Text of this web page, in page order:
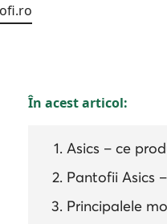
În acest articol:
Asics – ce
Pantofii Asics
Principalele